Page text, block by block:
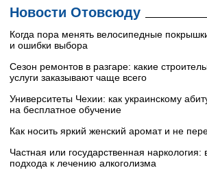
Новости Отовсюду
Когда пора менять велосипедные
и ошибки выбора
Сезон ремонтов в разгаре: какие
услуги заказывают чаще всего
Университеты Чехии: как украинскому
на бесплатное обучение
Как носить яркий женский аромат и не
Частная или государственная наркология:
подхода к лечению алкоголизма